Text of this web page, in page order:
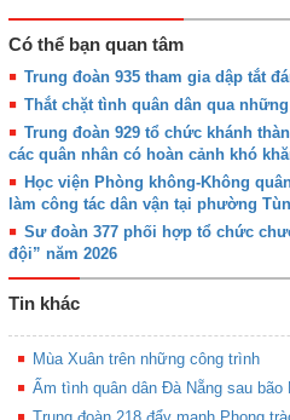
Có thể bạn quan tâm
Trung đoàn 935 tham gia dập tắt
Thắt chặt tình quân dân qua
Trung đoàn 929 tổ chức khánh
các quân nhân có hoàn cảnh khó
Học viện Phòng không-Không
làm công tác dân vận tại phường
Sư đoàn 377 phối hợp tổ chức
đội” năm 2026
Tin khác
Mùa Xuân trên những công trình
Ấm tình quân dân Đà Nẵng sau bão